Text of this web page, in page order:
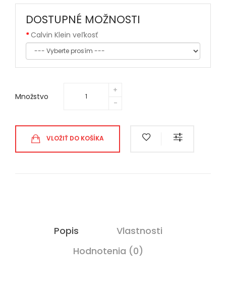
DOSTUPNÉ MOŽNOSTI
Calvin Klein veľkosť
Množstvo
VLOŽIŤ DO KOŠÍKA
Popis
Vlastnosti
Hodnotenia (0)